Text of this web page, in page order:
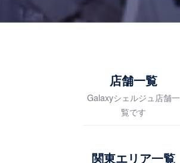
店舗一覧
Galaxyシェルジュ店舗一
覧です
関東エリア一覧